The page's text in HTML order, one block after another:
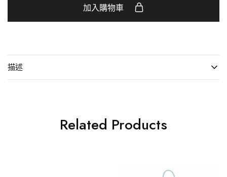
加入購物車
描述
Related Products